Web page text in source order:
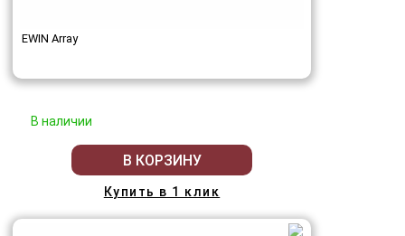
EWIN Array
В наличии
В КОРЗИНУ
Купить в 1 клик